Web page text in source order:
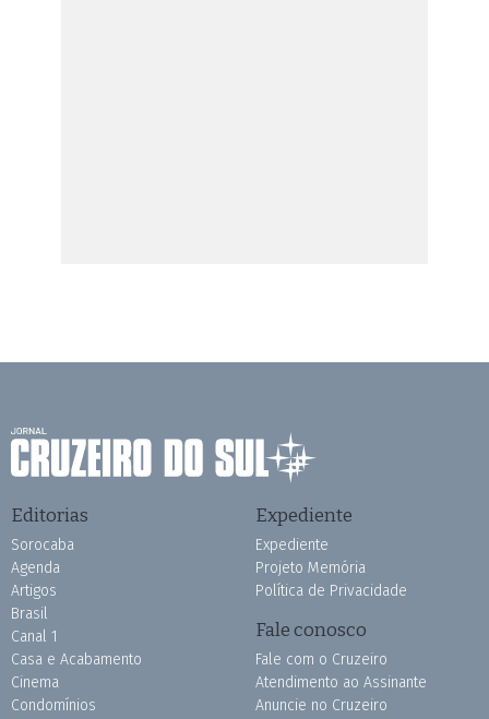
Editorias
Sorocaba
Agenda
Artigos
Brasil
Canal 1
Casa e Acabamento
Cinema
Condomínios
Expediente
Expediente
Projeto Memória
Política de Privacidade
Fale conosco
Fale com o Cruzeiro
Atendimento ao Assinante
Anuncie no Cruzeiro